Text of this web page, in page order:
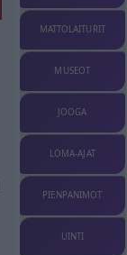
MATTOLAITURIT
MUSEOT
JOOGA
LOMA-AJAT
PIENPANIMOT
UINTI